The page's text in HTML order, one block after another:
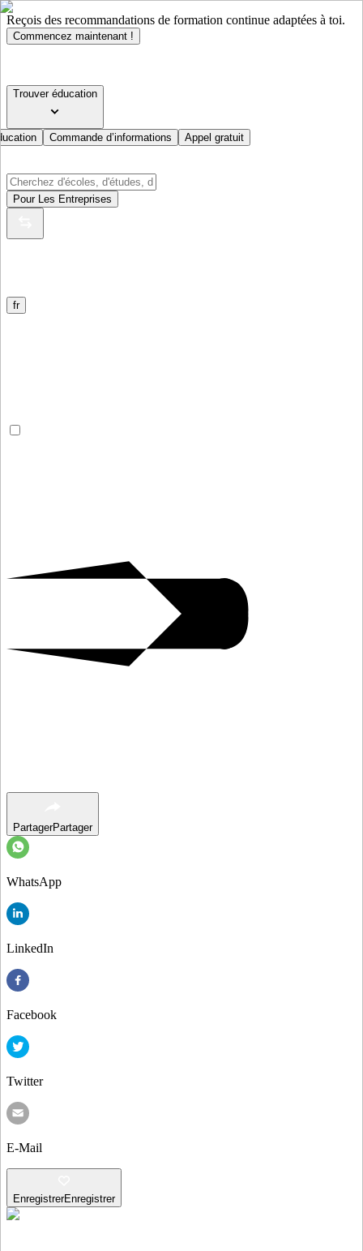
Reçois des recommandations de formation continue adaptées à toi.
Commencez maintenant !
Trouver éducation
Commande d’informations Appel gratuit
Pour Les Entreprises
fr
PartagerPartager
WhatsApp
LinkedIn
Facebook
Twitter
E-Mail
EnregistrerEnregistrer